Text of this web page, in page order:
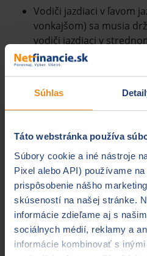
Súhlas
Táto webstránka používa
Súbory cookie a iné nástroje
Pixel alebo API) používame
prispôsobenie nášho
skúseností na našej stránke.
informácie zdieľame aj s
sociálnych médií, reklamy a
informácie kombinovať s
Vodiči jazdiaci v ľavom
vonkajšom) sa musia
vodiči jazdiaci v
ostatných pruhoch) , sa
vpravo. V tomto prípade
Prečo?
„Jazdný pruh“, ktorý takýmto
nazýva„Záchranná
určený pre vozidlá
hasičov, policajtov, ale aj pre